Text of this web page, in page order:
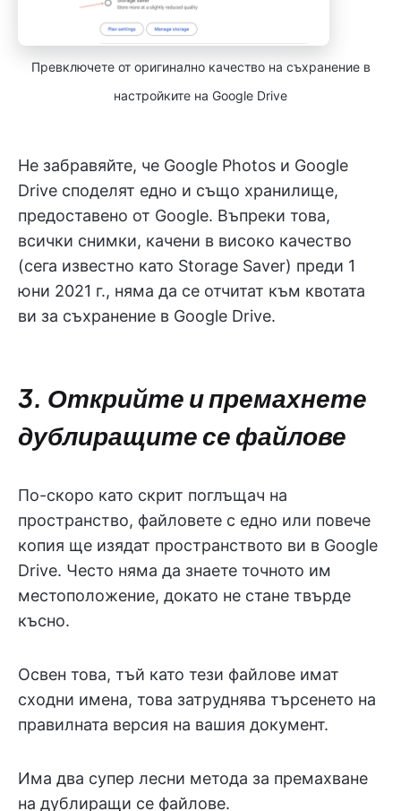
Превключете от оригинално качество на съхранение в
настройките на Google Drive
Не забравяйте, че Google Photos и Google
Drive споделят едно и също хранилище,
предоставено от Google. Въпреки това,
всички снимки, качени в високо качество
(сега известно като Storage Saver) преди 1
юни 2021 г., няма да се отчитат към квотата
ви за съхранение в Google Drive.
3. Открийте и премахнете
дублиращите се файлове
По-скоро като скрит поглъщач на
пространство, файловете с едно или повече
копия ще изядат пространството ви в Google
Drive. Често няма да знаете точното им
местоположение, докато не стане твърде
късно.
Освен това, тъй като тези файлове имат
сходни имена, това затруднява търсенето на
правилната версия на вашия документ.
Има два супер лесни метода за премахване
на дублиращи се файлове.